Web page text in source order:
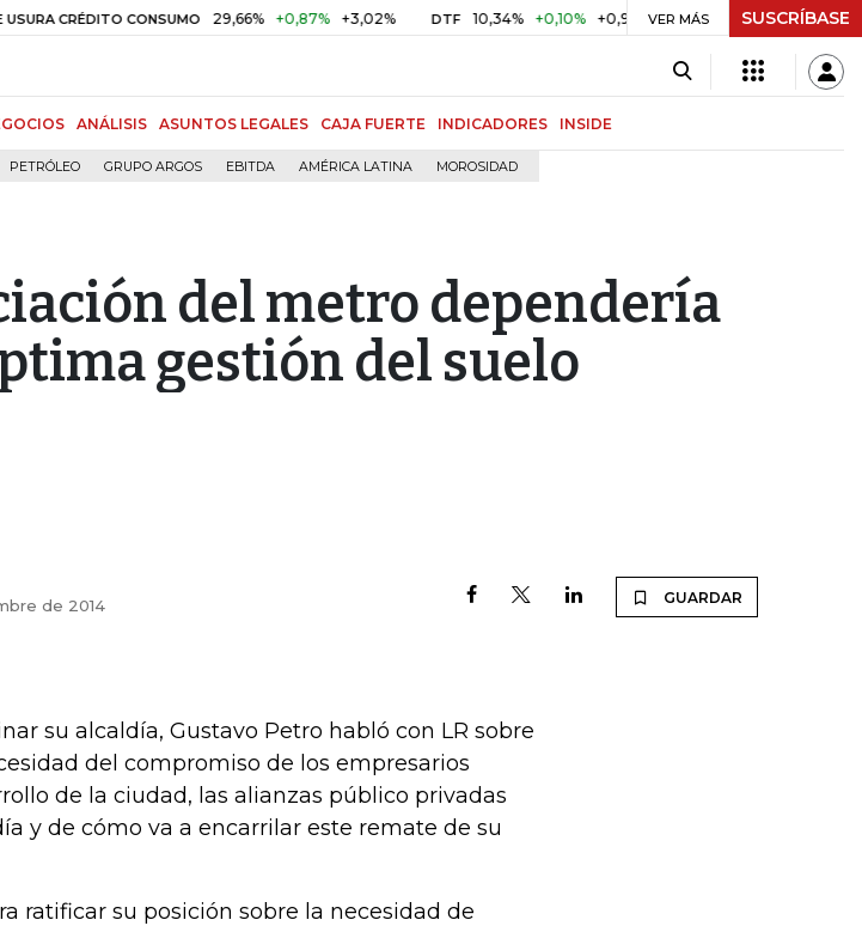
CONSUMO 29,66% +0,87% +3,02% DTF 10,34% +0,10% +0,98% UVR $ 416,86 +$ 0,05 +0,01%
VER MÁS SUSCRÍBASE
ANÁLISIS ASUNTOS LEGALES CAJA FUERTE INDICADORES INSIDE
PETRÓLEO GRUPO ARGOS EBITDA AMÉRICA LATINA MOROSIDAD
del metro dependería
gestión del suelo
de 2014 GUARDAR
su alcaldía, Gustavo Petro habló con LR sobre
del compromiso de los empresarios
de la ciudad, las alianzas público privadas
y de cómo va a encarrilar este remate de su
ratificar su posición sobre la necesidad de